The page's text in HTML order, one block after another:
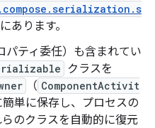
にあります。
パティ委任）も含まれてい
クラスを
（ ComponentActivit
単に保存し、プロセスの
のクラスを自動的に復元